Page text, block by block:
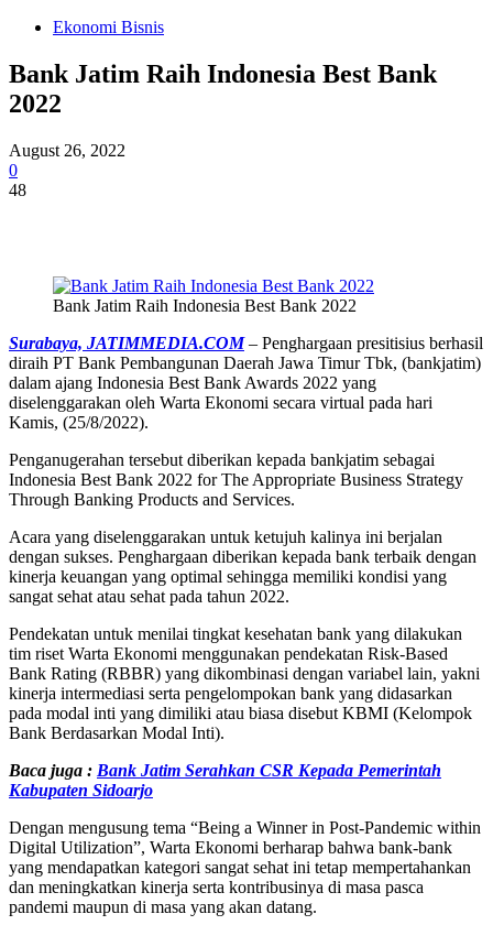
Ekonomi Bisnis
Bank Jatim Raih Indonesia Best Bank
2022
August 26, 2022
0
48
Bank Jatim Raih Indonesia Best Bank 2022
Surabaya, JATIMMEDIA.COM– Penghargaan presitisius berhasil
diraih PT Bank Pembangunan Daerah Jawa Timur Tbk, (bankjatim)
dalam ajang Indonesia Best Bank Awards 2022 yang
diselenggarakan oleh Warta Ekonomi secara virtual pada hari
Kamis, (25/8/2022).
Penganugerahan tersebut diberikan kepada bankjatim sebagai
Indonesia Best Bank 2022 for The Appropriate Business Strategy
Through Banking Products and Services.
Acara yang diselenggarakan untuk ketujuh kalinya ini berjalan
dengan sukses. Penghargaan diberikan kepada bank terbaik dengan
kinerja keuangan yang optimal sehingga memiliki kondisi yang
sangat sehat atau sehat pada tahun 2022.
Pendekatan untuk menilai tingkat kesehatan bank yang dilakukan
tim riset Warta Ekonomi menggunakan pendekatan Risk-Based
Bank Rating (RBBR) yang dikombinasi dengan variabel lain, yakni
kinerja intermediasi serta pengelompokan bank yang didasarkan
pada modal inti yang dimiliki atau biasa disebut KBMI (Kelompok
Bank Berdasarkan Modal Inti).
Baca juga : Bank Jatim Serahkan CSR Kepada Pemerintah
Kabupaten Sidoarjo
Dengan mengusung tema “Being a Winner in Post-Pandemic within
Digital Utilization”, Warta Ekonomi berharap bahwa bank-bank
yang mendapatkan kategori sangat sehat ini tetap mempertahankan
dan meningkatkan kinerja serta kontribusinya di masa pasca
pandemi maupun di masa yang akan datang.